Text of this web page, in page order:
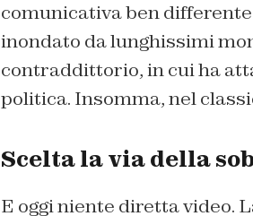
comunicativa ben
inondato da lunghissimi
contraddittorio, in cui ha
politica. Insomma, nel
Scelta la via della
E oggi niente diretta video.